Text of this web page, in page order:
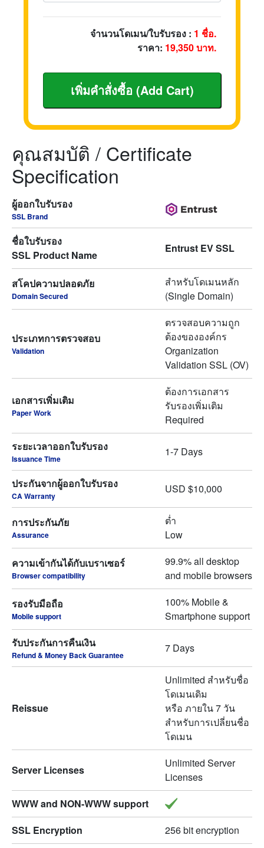
จำนวนโดเมน/ใบรับรอง : 1 ชื่อ.
ราคา: 19,350บาท.
คุณสมบัติ / Certificate
Specification
ผู้ออกใบรับรอง
SSL Brand
ชื่อใบรับรอง
SSL Product Name
Entrust EV SSL
สโคปความปลอดภัย
Domain Secured
สำหรับโดเมนหลัก
(Single Domain)
ประเภทการตรวจสอบ
Validation
ตรวจสอบความถูก
ต้องขององค์กร
Organization
Validation SSL (OV)
เอกสารเพิ่มเติม
Paper Work
ต้องการเอกสาร
รับรองเพิ่มเติม
Required
ระยะเวลาออกใบรับรอง
Issuance Time
1-7 Days
ประกันจากผู้ออกใบรับรอง
CA Warranty
USD $10,000
การประกันภัย
Assurance
ต่ำ
Low
ความเข้ากันได้กับเบราเซอร์
Browser compatibility
99.9% all desktop
and mobile browsers
รองรับมือถือ
Mobile support
100% Mobile &
Smartphone support
รับประกันการคืนเงิน
Refund & Money Back Guarantee
7 Days
Reissue
Unlimited สำหรับชื่อ
โดเมนเดิม
หรือ ภายใน 7 วัน
สำหรับการเปลี่ยนชื่อ
โดเมน
Server Licenses
Unlimited Server
Licenses
WWW and NON-WWW support
SSL Encryption
256 bit encryption